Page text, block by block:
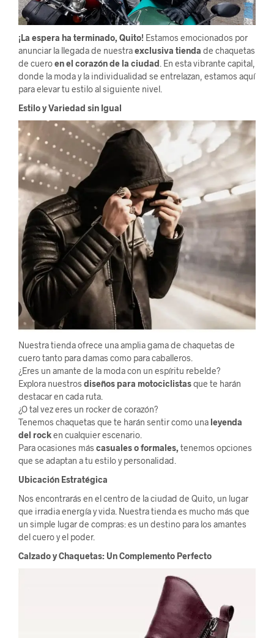
¡La espera ha terminado, Quito! Estamos emocionados por
anunciar la llegada de nuestraexclusiva tienda de chaquetas
de cueroen el corazón de la ciudad . En esta vibrante capital,
donde la moda y la individualidad se entrelazan, estamos aquí
para elevar tu estilo al siguiente nivel.
Estilo y Variedad sin Igual
Nuestra tienda ofrece una amplia gama de chaquetas de
cuero tanto para damas como para caballeros.
¿Eres un amante de la moda con un espíritu rebelde?
Explora nuestros diseños para motociclistasque te harán
destacar en cada ruta.
¿O tal vez eres un rocker de corazón?
Tenemos chaquetas que te harán sentir como una leyenda
del rocken cualquier escenario.
Para ocasiones más casuales o formales,tenemos opciones
que se adaptan a tu estilo y personalidad.
Ubicación Estratégica
Nos encontrarás en el centro de la ciudad de Quito, un lugar
que irradia energía y vida. Nuestra tienda es mucho más que
un simple lugar de compras: es un destino para los amantes
del cuero y el poder.
Calzado y Chaquetas: Un Complemento Perfecto